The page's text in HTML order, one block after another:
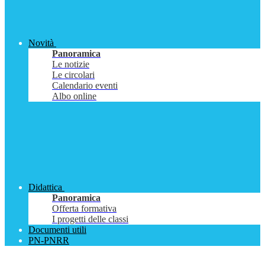
Novità
Panoramica
Le notizie
Le circolari
Calendario eventi
Albo online
Didattica
Panoramica
Offerta formativa
I progetti delle classi
Documenti utili
PN-PNRR